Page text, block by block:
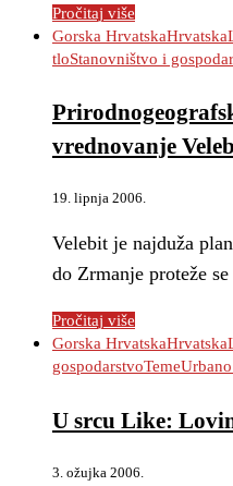
Pročitaj više
Gorska HrvatskaHrvatska
tloStanovništvo i
vrednovanje
19. lipnja 2006.
Velebit je najduža
do Zrmanje proteže
Pročitaj više
Gorska HrvatskaHrvatska
gospodarstvoTeme
U srcu Like:
3. ožujka 2006.